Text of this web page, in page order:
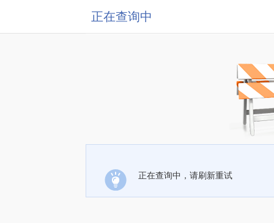
正在查询中
正在查询中，请刷新重试